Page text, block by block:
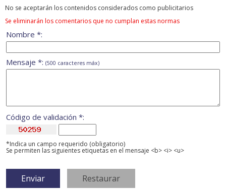
No se aceptarán los contenidos considerados como publicitarios
Se eliminarán los comentarios que no cumplan estas normas
Nombre *:
Mensaje *: (500 caracteres máx)
Código de validación *:
*Indica un campo requerido (obligatorio)
Se permiten las siguientes etiquetas en el mensaje <b> <i> <u>